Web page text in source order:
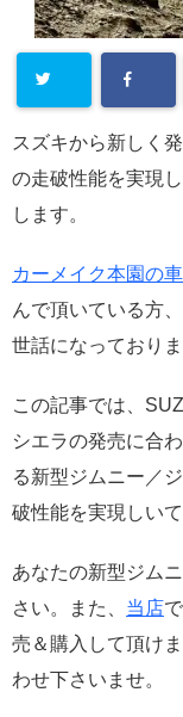
スズキから新しく
の走破性能を実現
します。
カーメイク本園の
んで頂いている方
世話になっておりま
この記事では、
シエラの発売に合
る新型ジムニー／
破性能を実現しい
あなたの新型ジム
さい。また、 当店
売＆購入して頂け
わせ下さいませ。